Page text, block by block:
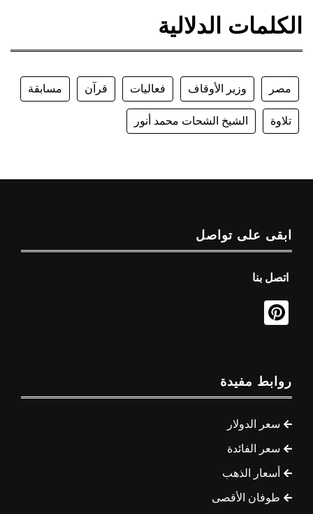
الكلمات الدلالية
مصر وزير الأوقاف فعاليات قرآن مسابقة
تلاوة الشيخ الشحات محمد أنور
ابقى على تواصل
اتصل بنا
روابط مفيدة
سعر الدولار
سعر الفائدة
أسعار الذهب
طوفان الأقصى